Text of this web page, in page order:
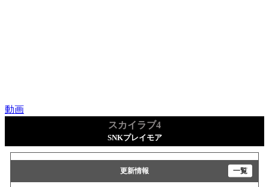
動画
スカイラブ4
SNKプレイモア
更新情報 一覧